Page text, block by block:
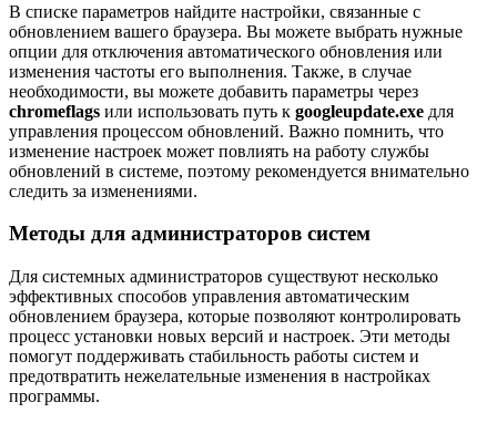
В списке параметров найдите настройки, связанные с
обновлением вашего браузера. Вы можете выбрать нужные
опции для отключения автоматического обновления или
изменения частоты его выполнения. Также, в случае
необходимости, вы можете добавить параметры через
chromeflags или использовать путь к googleupdate.exe для
управления процессом обновлений. Важно помнить, что
изменение настроек может повлиять на работу службы
обновлений в системе, поэтому рекомендуется внимательно
следить за изменениями.
Методы для администраторов систем
Для системных администраторов существуют несколько
эффективных способов управления автоматическим
обновлением браузера, которые позволяют контролировать
процесс установки новых версий и настроек. Эти методы
помогут поддерживать стабильность работы систем и
предотвратить нежелательные изменения в настройках
программы.